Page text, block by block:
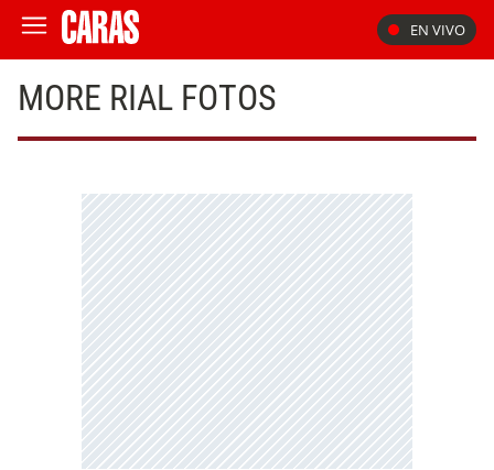
EN VIVO
MORE RIAL FOTOS